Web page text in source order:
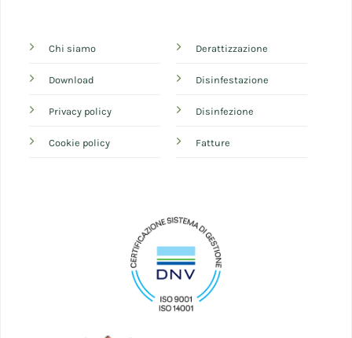
Chi siamo
Download
Privacy policy
Cookie policy
Derattizzazione
Disinfestazione
Disinfezione
Fatture